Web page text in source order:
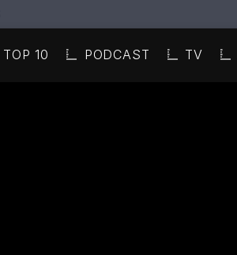
TOP 10 PODCAST TV